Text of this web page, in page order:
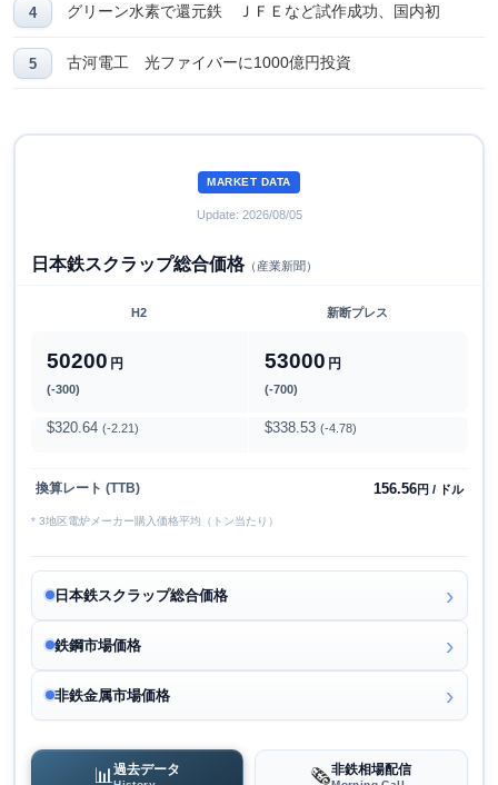
グリーン水素で還元鉄 ＪＦＥなど試作成功、国内初
古河電工 光ファイバーに1000億円投資
MARKET DATA
Update: 2026/08/05
日本鉄スクラップ総合価格（産業新聞）
H2 新断プレス
50200 円
(-300)
53000 円
(-700)
$320.64 (-2.21) $338.53 (-4.78)
換算レート (TTB) 156.56円 / ドル
* 3地区電炉メーカー購入価格平均（トン当たり）
日本鉄スクラップ総合価格
鉄鋼市場価格
非鉄金属市場価格
📊過去データ 🗞️非鉄相場配信